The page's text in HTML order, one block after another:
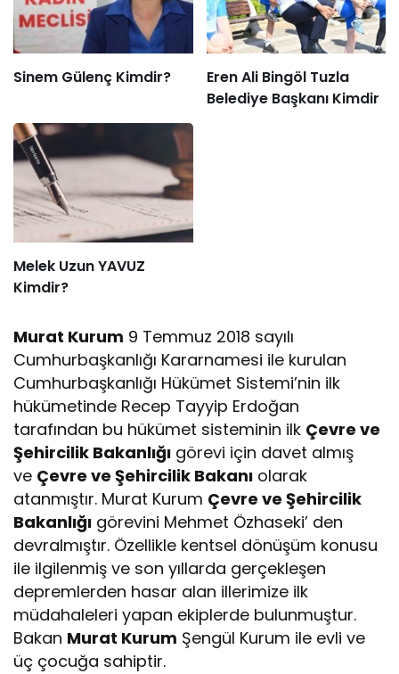
Sinem Gülenç Kimdir?
Eren Ali Bingöl Tuzla
Belediye Başkanı Kimdir
Melek Uzun YAVUZ
Kimdir?
Murat Kurum 9 Temmuz 2018 sayılı
Cumhurbaşkanlığı Kararnamesi ile kurulan
Cumhurbaşkanlığı Hükümet Sistemi’nin ilk
hükümetinde Recep Tayyip Erdoğan
tarafından bu hükümet sisteminin ilk Çevre ve
Şehircilik Bakanlığı görevi için davet almış
ve Çevre ve Şehircilik Bakanı olarak
atanmıştır. Murat Kurum Çevre ve Şehircilik
Bakanlığı görevini Mehmet Özhaseki’ den
devralmıştır. Özellikle kentsel dönüşüm konusu
ile ilgilenmiş ve son yıllarda gerçekleşen
depremlerden hasar alan illerimize ilk
müdahaleleri yapan ekiplerde bulunmuştur.
Bakan Murat Kurum Şengül Kurum ile evli ve
üç çocuğa sahiptir.